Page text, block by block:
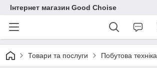
Інтернет магазин Good Choise
Товари та послуги Побутова техніка